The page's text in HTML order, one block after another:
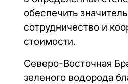
обеспечить
сотрудничество и
стоимости.
Северо-Восточная
зеленого водорода